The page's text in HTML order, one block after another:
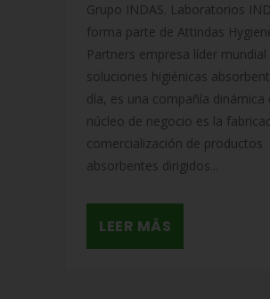
Grupo INDAS. Laboratorios
forma parte de Attindas
Partners empresa líder mundial
soluciones higiénicas
día, es una compañía dinámica
núcleo de negocio es la
comercialización de productos
absorbentes dirigidos...
LEER MÁS